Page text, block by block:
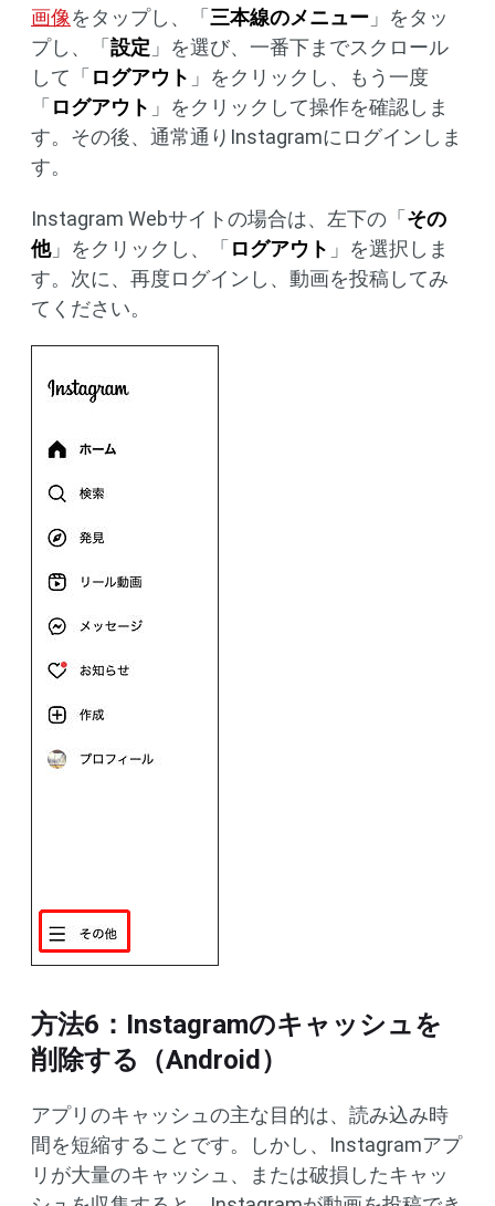
画像をタップし、「三本線のメニュー 」をタッ
プし、「設定 」を選び、一番下までスクロール
して「ログアウト 」をクリックし、もう一度
「ログアウト 」をクリックして操作を確認しま
す。その後、通常通りInstagramにログインしま
す。
Instagram Webサイトの場合は、左下の「その
他」をクリックし、「ログアウト 」を選択しま
す。次に、再度ログインし、動画を投稿してみ
てください。
方法6：Instagramのキャッシュを
削除する（Android）
アプリのキャッシュの主な目的は、読み込み時
間を短縮することです。しかし、Instagramアプ
リが大量のキャッシュ、または破損したキャッ